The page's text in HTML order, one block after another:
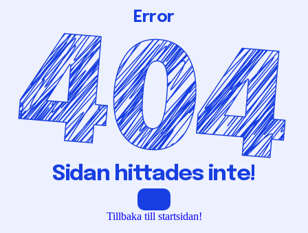
Error
Sidan hittades inte!
Tillbaka till startsidan!